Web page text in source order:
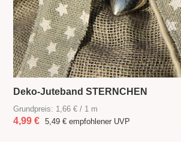
Deko-Juteband STERNCHEN
Grundpreis: 1,66 € / 1 m
4,99 € 5,49 € empfohlener UVP